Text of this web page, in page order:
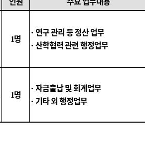
1명 · 연구 관리 등 정산 업무
· 산학협력 관련 행정업무
1명 · 자금출납 및 회계업무
· 기타 외 행정업무